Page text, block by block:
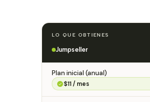
LO QUE OBTIENES
Jumpseller
Plan inicial (anual)
$11 / mes